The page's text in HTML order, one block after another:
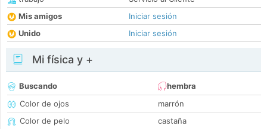
Mis amigos
Iniciar sesión
Unido
Iniciar sesión
Mi física y +
Buscando
hembra
Color de ojos
marrón
Color de pelo
castaña